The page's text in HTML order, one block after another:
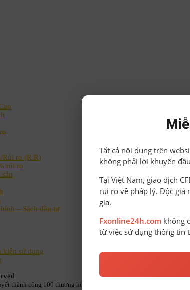
Rủi ro (R:R)
rủi ro
– Sách đầu tư
sử dụng
thành công 100 thương hiệu Hàng đầu thế giới
Tất cả nội dung trên
không phải lời khuyên
Tại Việt Nam, giao dịch
rủi ro về pháp lý. Độc
gia.
Fxonline24h.com không
từ việc sử dụng thông tin